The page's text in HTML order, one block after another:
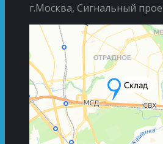
г.Москва, Сигнальный